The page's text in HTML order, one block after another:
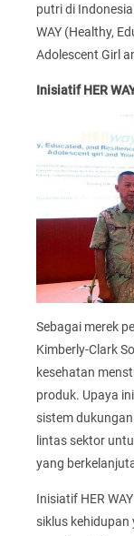
putri di
WAY (Healthy,
Adolescent Girl
Inisiatif HER
Sebagai merek
Kimberly-Clark
kesehatan
produk. Upaya
sistem
lintas sektor
yang
Inisiatif HER
siklus